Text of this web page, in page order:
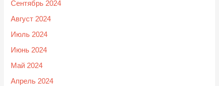
Сентябрь 2024
Август 2024
Июль 2024
Июнь 2024
Май 2024
Апрель 2024